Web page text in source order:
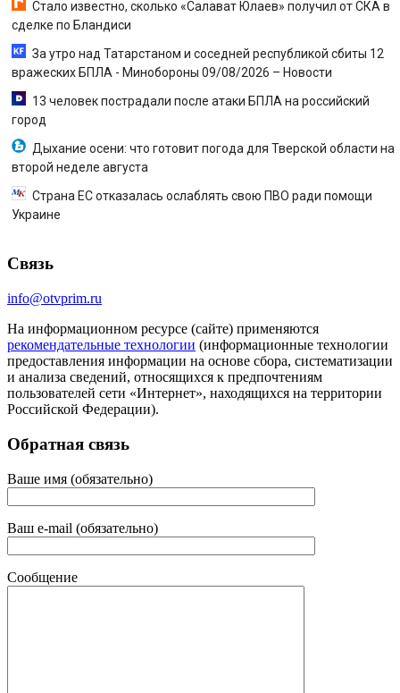
Стало известно, сколько «Салават Юлаев» получил от СКА в
сделке по Бландиси
За утро над Татарстаном и соседней республикой сбиты 12
вражеских БПЛА - Минобороны 09/08/2026 – Новости
13 человек пострадали после атаки БПЛА на российский
город
Дыхание осени: что готовит погода для Тверской области на
второй неделе августа
Страна ЕС отказалась ослаблять свою ПВО ради помощи
Украине
Связь
info@otvprim.ru
На информационном ресурсе (сайте) применяются
рекомендательные технологии (информационные технологии
предоставления информации на основе сбора, систематизации
и анализа сведений, относящихся к предпочтениям
пользователей сети «Интернет», находящихся на территории
Российской Федерации).
Обратная связь
Ваше имя (обязательно)
Ваш e-mail (обязательно)
Сообщение